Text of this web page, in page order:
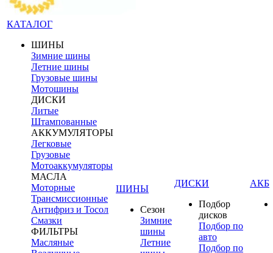
КАТАЛОГ
ШИНЫ
Зимние шины
Летние шины
Грузовые шины
Мотошины
ДИСКИ
Литые
Штампованные
АККУМУЛЯТОРЫ
Легковые
Грузовые
Мотоаккумуляторы
МАСЛА
Моторные
Трансмиссионные
Антифриз и Тосол
Смазки
ФИЛЬТРЫ
Масляные
ШИНЫ
Сезон
Зимние
шины
Летние
ДИСКИ
Подбор
дисков
Подбор по
авто
Подбор по
АКБ